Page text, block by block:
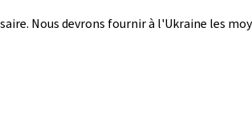
Nous devrons fournir à l'Ukraine les